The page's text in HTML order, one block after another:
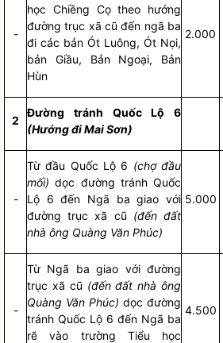
-
học Chiềng Cọ theo hướng
đường trục xã cũ đến ngã ba
đi các bản Ót Luông, Ót Nọi,
bản Giầu, Bản Ngoại, Bản
Hùn
2.000
2
Đường tránh Quốc Lộ 6
(Hướng đi Mai Sơn)
-
Từ đầu Quốc Lộ 6 (chợ đầu
mối) dọc đường tránh Quốc
Lộ 6 đến Ngã ba giao với
đường trục xã cũ (đến đất
nhà ông Quàng Văn Phúc)
5.000
-
Từ Ngã ba giao với đường
trục xã cũ (đến đất nhà ông
Quàng Văn Phúc) dọc đường
tránh Quốc Lộ 6 đến Ngã ba
rẽ vào trường Tiểu học
4.500